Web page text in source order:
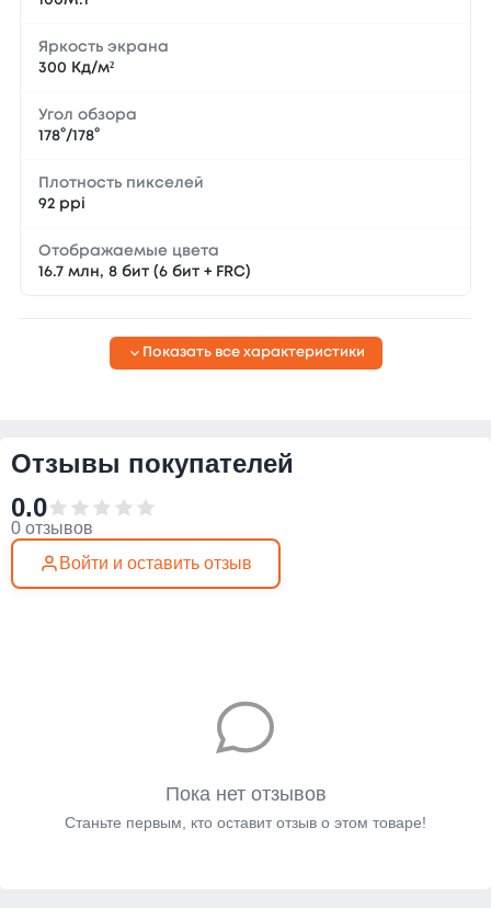
Яркость экрана
300 Кд/м²
Угол обзора
178°/178°
Плотность пикселей
92 ppi
Отображаемые цвета
16.7 млн, 8 бит (6 бит + FRC)
Показать все характеристики
Отзывы покупателей
0.0
0 отзывов
Войти и оставить отзыв
Пока нет отзывов
Станьте первым, кто оставит отзыв о этом товаре!